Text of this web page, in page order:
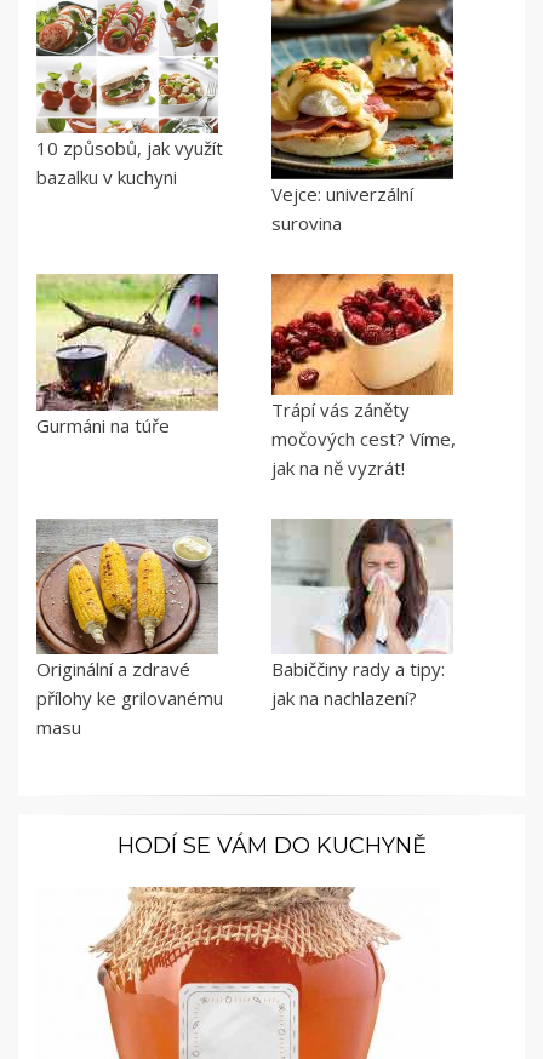
10 způsobů, jak využít
bazalku v kuchyni
Vejce: univerzální
surovina
Gurmáni na túře
Trápí vás záněty
močových cest? Víme,
jak na ně vyzrát!
Originální a zdravé
přílohy ke grilovanému
masu
Babiččiny rady a tipy:
jak na nachlazení?
HODÍ SE VÁM DO KUCHYNĚ